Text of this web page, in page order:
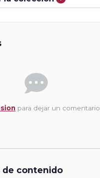
para dejar un comentario.
de contenido